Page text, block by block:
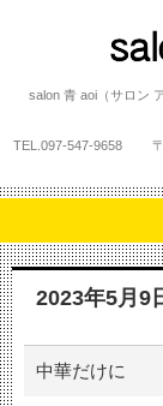
salon 青 aoi（サロン
TEL. 097-547-9658
2023年5月9
中華だけに